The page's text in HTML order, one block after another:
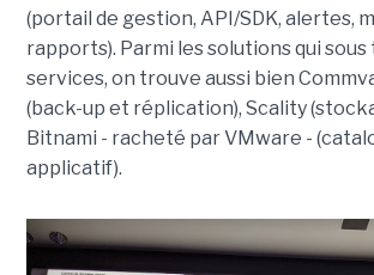
(portail de gestion, API/SDK, alertes,
rapports). Parmi les solutions qui
services, on trouve aussi bien
(back-up et réplication), Scality
Bitnami - racheté par VMware -
applicatif).